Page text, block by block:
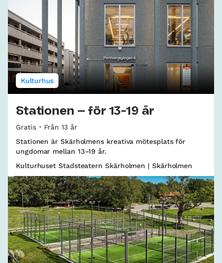
Kulturhus
Stationen – för 13-19 år
Gratis
Från 13 år
Stationen är Skärholmens kreativa mötesplats för
ungdomar mellan 13–19 år.
Kulturhuset Stadsteatern Skärholmen | Skärholmen